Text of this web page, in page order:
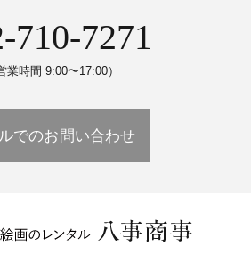
710-7271
業時間 9:00〜17:00）
でのお問い合わせ